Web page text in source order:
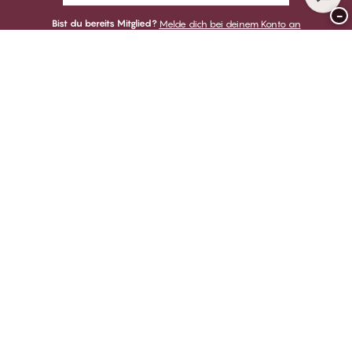
Bist du bereits Mitglied? Melde dich bei deinem Konto an
−